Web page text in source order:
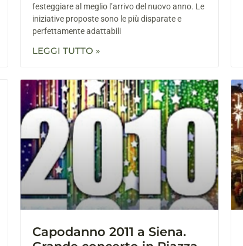
festeggiare al meglio l’arrivo del nuovo anno. Le
iniziative proposte sono le più disparate e
perfettamente adattabili
LEGGI TUTTO »
Capodanno 2011 a Siena.